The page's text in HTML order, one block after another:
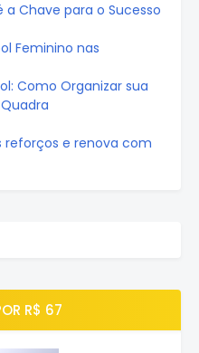
Chave para o Sucesso
Feminino nas
Como Organizar sua
reforços e renova com
R$ 67